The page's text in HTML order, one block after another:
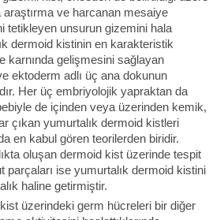
araştırma ve harcanan mesaiye
tetikleyen unsurun gizemini hala
dermoid kistinin en karakteristik
karnında gelişmesini sağlayan
ektoderm adlı üç ana dokunun
Her üç embriyolojik yapraktan da
de içinden veya üzerinden kemik,
çıkan yumurtalık dermoid kistleri
en kabul gören teorilerden biridir.
oluşan dermoid kist üzerinde tespit
parçaları ise yumurtalık dermoid kistini
haline getirmiştir.
üzerindeki germ hücreleri bir diğer